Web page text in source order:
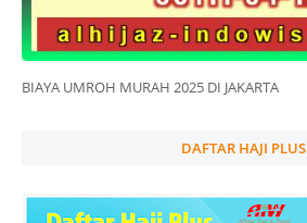
BIAYA UMROH MURAH 2025 DI JAKARTA
DAFTAR HAJI PLUS